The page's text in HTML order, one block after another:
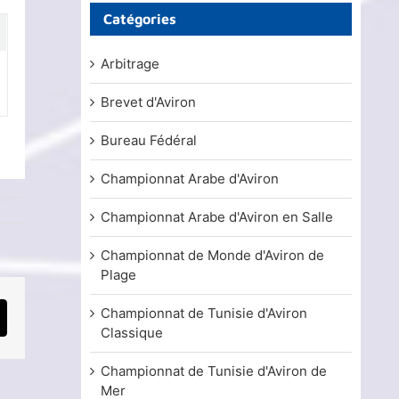
Catégories
Arbitrage
Brevet d'Aviron
Bureau Fédéral
Championnat Arabe d'Aviron
Championnat Arabe d'Aviron en Salle
Championnat de Monde d'Aviron de
Plage
Championnat de Tunisie d'Aviron
Classique
Championnat de Tunisie d'Aviron de
Mer